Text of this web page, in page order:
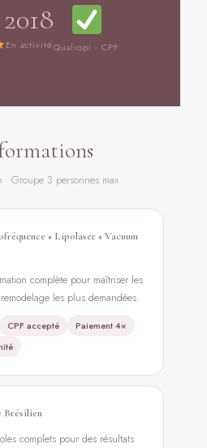
2018
En activité Qualiopi · CPF
· Groupe 3 personnes max
+ Lipolaser + Vacuum
complète pour maîtriser les
les plus demandées.
CPF accepté
Paiement 4×
Brésilien
complets pour des résultats